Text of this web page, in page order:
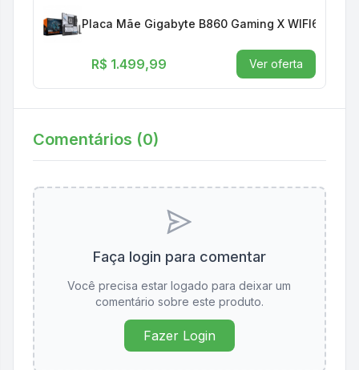
Placa Mãe Gigabyte B860 Gaming X WIFI6E,
R$ 1.499,99 Ver oferta
Comentários (0)
Faça login para comentar
Você precisa estar logado para deixar um
comentário sobre este produto.
Fazer Login